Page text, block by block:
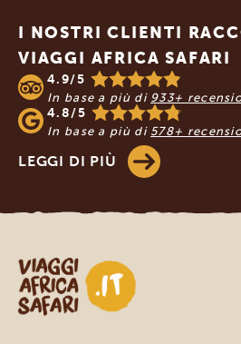
I NOSTRI CLIENTI
VIAGGI AFRICA SAFARI
4.9/5
In base a più di 933+
4.8/5
In base a più di 578+
LEGGI DI PIÙ
Viaggi Africa Safari